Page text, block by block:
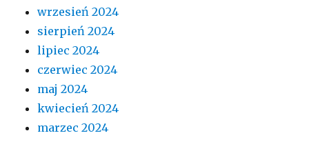
wrzesień 2024
sierpień 2024
lipiec 2024
czerwiec 2024
maj 2024
kwiecień 2024
marzec 2024